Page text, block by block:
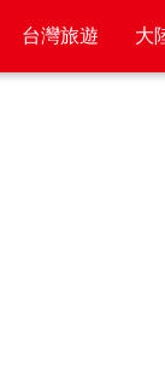
台灣旅遊 大